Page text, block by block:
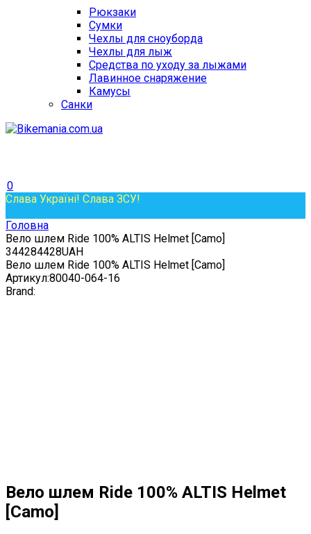
Рюкзаки
Сумки
Чехлы для сноуборда
Чехлы для лыж
Средства по уходу за лыжами
Лавинное снаряжение
Камусы
Санки
0
Слава Україні! Слава ЗСУ!
Головна
Вело шлем Ride 100% ALTIS Helmet [Camo]
344284428UAH
Вело шлем Ride 100% ALTIS Helmet [Camo]
Артикул:80040-064-16
Brand:
Вело шлем Ride 100% ALTIS Helmet
[Camo]